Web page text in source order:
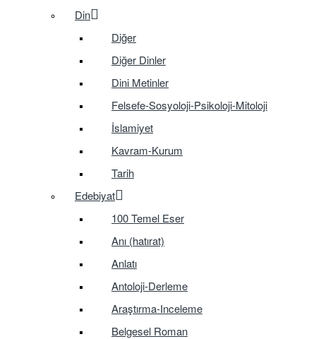
Din
Diğer
Diğer Dinler
Dini Metinler
Felsefe-Sosyoloji-Psikoloji-Mitoloji
İslamiyet
Kavram-Kurum
Tarih
Edebiyat
100 Temel Eser
Anı (hatırat)
Anlatı
Antoloji-Derleme
Araştırma-Inceleme
Belgesel Roman